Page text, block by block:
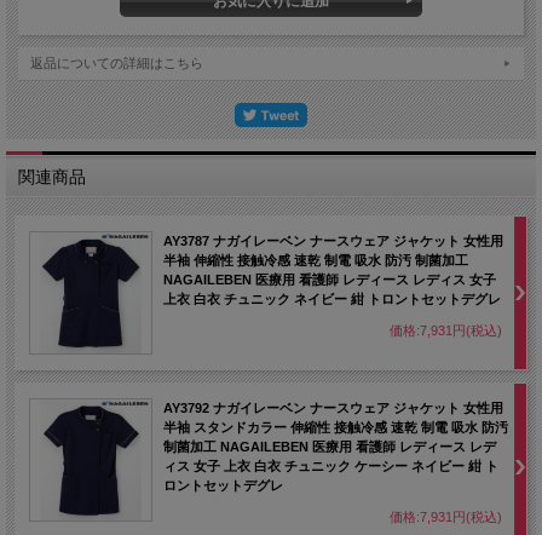
返品についての詳細はこちら
関連商品
AY3787 ナガイレーベン ナースウェア ジャケット 女性用
半袖 伸縮性 接触冷感 速乾 制電 吸水 防汚 制菌加工
NAGAILEBEN 医療用 看護師 レディース レディス 女子
上衣 白衣 チュニック ネイビー 紺 トロントセットデグレ
価格:7,931円(税込)
AY3792 ナガイレーベン ナースウェア ジャケット 女性用
半袖 スタンドカラー 伸縮性 接触冷感 速乾 制電 吸水 防汚
制菌加工 NAGAILEBEN 医療用 看護師 レディース レデ
ィス 女子 上衣 白衣 チュニック ケーシー ネイビー 紺 ト
ロントセットデグレ
価格:7,931円(税込)